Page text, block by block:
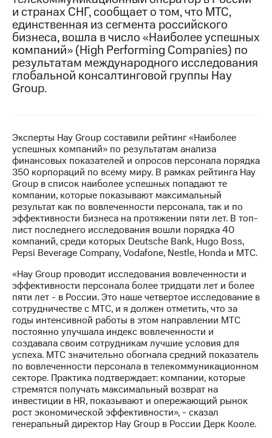
МТС
о технологиях
Достижения
Интервью
Контакты
Пригласить
спикера
и акционерам
Корпоративное
управление
Корпоративный
секретарь
информации
Информация
акционерам
Документы
ПАО
"МТС"
Собрания
акционеров
Личный
кабинет
акционера
Акционерный
капитал
Контроль
и странах СНГ, сообщает о том, что MTC,
единственная из сегмента российского
бизнеса, вошла в число «Наиболее успешных
компаний» (High Performing Companies) по
результатам международного исследования
глобальной консалтинговой группы Hay
Group.
Эксперты Hay Group составили рейтинг «Наиболее
успешных компаний» по результатам анализа
финансовых показателей и опросов персонала порядка
350 корпораций по всему миру. В рамках рейтинга Hay
Group в список наиболее успешных попадают те
компании, которые показывают максимальный
результат как по вовлеченности персонала, так и по
эффективности бизнеса на протяжении пяти лет. В топ-
лист последнего исследования вошли порядка 40
компаний, среди которых Deutsche Bank, Hugo Boss,
Pepsi Beverage Company, Vodafone, Nestle, Honda и МТС.
«Hay Group проводит исследования вовлеченности и
эффективности персонала более тридцати лет и более
пяти лет - в России. Это наше четвертое исследование в
сотрудничестве с МТС, и я должен отметить, что за
годы интенсивной работы в этом направлении МТС
постоянно улучшала индекс вовлеченности и
создавала своим сотрудникам лучшие условия для
успеха. МТС значительно обогнала средний показатель
по вовлеченности персонала в телекоммуникационном
секторе. Практика подтверждает: компании, которые
стремятся получать максимальный возврат на
инвестиции в HR, показывают и опережающий рынок
рост экономической эффективности», - сказал
генеральный директор Hay Group в России Дерк Кооле.